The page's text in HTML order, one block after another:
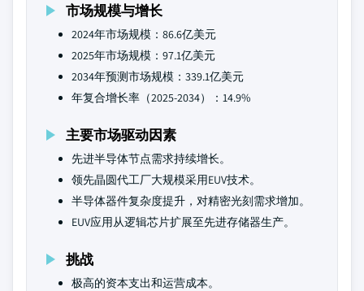
市场规模与增长
2024年市场规模：86.6亿美元
2025年市场规模：97.1亿美元
2034年预测市场规模：339.1亿美元
年复合增长率（2025-2034）：14.9%
主要市场驱动因素
先进半导体节点需求持续增长。
领先晶圆代工厂大规模采用EUV技术。
半导体器件复杂度提升，对精密光刻需求增加。
EUV应用从逻辑芯片扩展至先进存储器生产。
挑战
极高的资本支出和运营成本。